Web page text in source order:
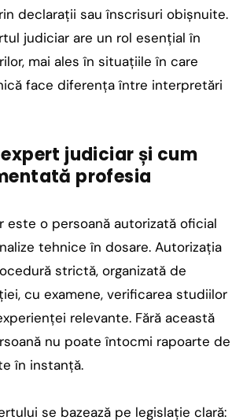
declarații sau înscrisuri obișnuite.
judiciar are un rol esențial în
mai ales în situațiile în care
face diferența între interpretări
expert judiciar și cum
profesia
este o persoană autorizată oficial
tehnice în dosare. Autorizația
strictă, organizată de
cu examene, verificarea studiilor
relevante. Fără această
nu poate întocmi rapoarte de
în instanță.
se bazează pe legislație clară: